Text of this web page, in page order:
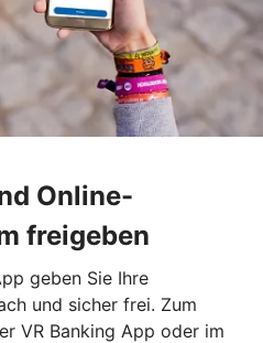
Online-
freigeben
geben Sie Ihre
und sicher frei. Zum
VR Banking App oder im